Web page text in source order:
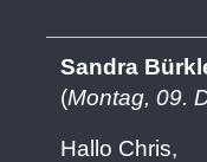
Sandra
(Montag, 09.
Hallo Chris,